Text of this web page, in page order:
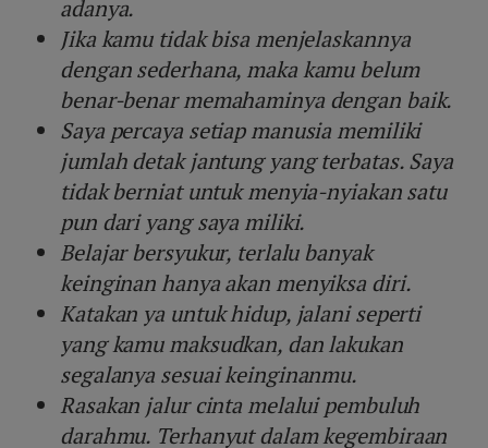
adanya.
Jika kamu tidak bisa menjelaskannya
dengan sederhana, maka kamu belum
benar-benar memahaminya dengan baik.
Saya percaya setiap manusia memiliki
jumlah detak jantung yang terbatas. Saya
tidak berniat untuk menyia-nyiakan satu
pun dari yang saya miliki.
Belajar bersyukur, terlalu banyak
keinginan hanya akan menyiksa diri.
Katakan ya untuk hidup, jalani seperti
yang kamu maksudkan, dan lakukan
segalanya sesuai keinginanmu.
Rasakan jalur cinta melalui pembuluh
darahmu. Terhanyut dalam kegembiraan